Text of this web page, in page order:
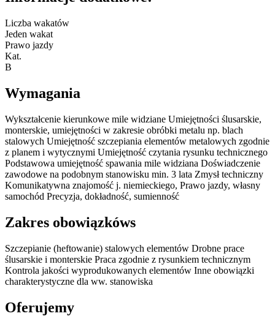
Liczba wakatów
Jeden wakat
Prawo jazdy
Kat.
B
Wymagania
Wykształcenie kierunkowe mile widziane Umiejętności ślusarskie,
monterskie, umiejętności w zakresie obróbki metalu np. blach
stalowych Umiejętność szczepiania elementów metalowych zgodnie
z planem i wytycznymi Umiejętność czytania rysunku technicznego
Podstawowa umiejętność spawania mile widziana Doświadczenie
zawodowe na podobnym stanowisku min. 3 lata Zmysł techniczny
Komunikatywna znajomość j. niemieckiego, Prawo jazdy, własny
samochód Precyzja, dokładność, sumienność
Zakres obowiązkóws
Szczepianie (heftowanie) stalowych elementów Drobne prace
ślusarskie i monterskie Praca zgodnie z rysunkiem technicznym
Kontrola jakości wyprodukowanych elementów Inne obowiązki
charakterystyczne dla ww. stanowiska
Oferujemy